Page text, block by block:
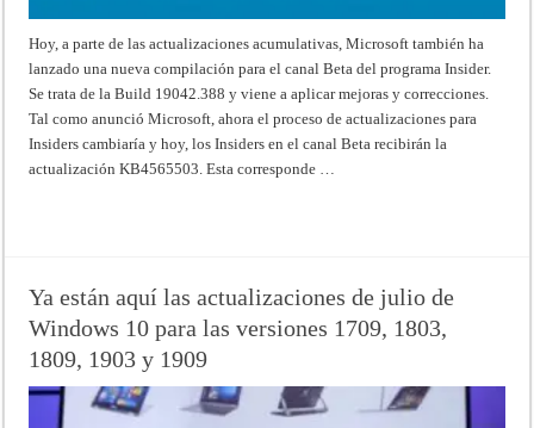
Hoy, a parte de las actualizaciones acumulativas, Microsoft también ha
lanzado una nueva compilación para el canal Beta del programa Insider.
Se trata de la Build 19042.388 y viene a aplicar mejoras y correcciones.
Tal como anunció Microsoft, ahora el proceso de actualizaciones para
Insiders cambiaría y hoy, los Insiders en el canal Beta recibirán la
actualización KB4565503. Esta corresponde …
Ya están aquí las actualizaciones de julio de
Windows 10 para las versiones 1709, 1803,
1809, 1903 y 1909